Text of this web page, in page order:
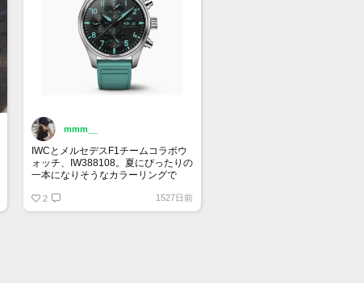
mmm__
IWCとメルセデスF1チームコラボウ
ォッチ、IW388108。夏にぴったりの
一本になりそうなカラーリングで
2 1527日前